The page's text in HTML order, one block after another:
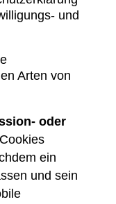
und
Arten von
oder
ein
und sein